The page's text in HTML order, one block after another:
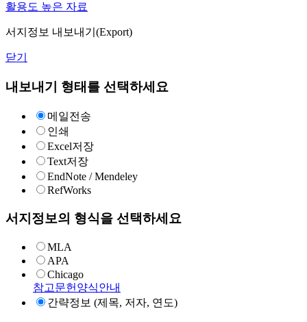
활용도 높은 자료
서지정보 내보내기(Export)
닫기
내보내기 형태를 선택하세요
메일전송
인쇄
Excel저장
Text저장
EndNote / Mendeley
RefWorks
서지정보의 형식을 선택하세요
MLA
APA
Chicago
참고문헌양식안내
간략정보 (제목, 저자, 연도)